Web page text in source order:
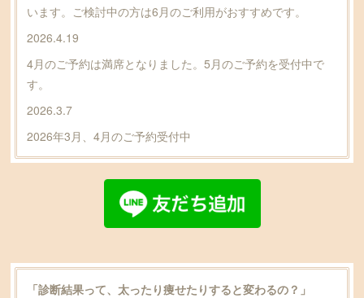
います。ご検討中の方は6月のご利用がおすすめです。
2026.4.19
4月のご予約は満席となりました。5月のご予約を受付中で
す。
2026.3.7
2026年3月、4月のご予約受付中
「診断結果って、太ったり痩せたりすると変わるの？」